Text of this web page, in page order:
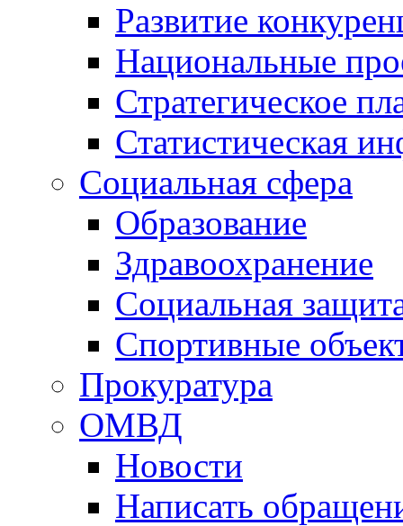
Развитие
Национальные
Стратегическое
Статистическая
Социальная сфера
Образование
Здравоохранение
Социальная
Спортивные
Прокуратура
ОМВД
Новости
Написать